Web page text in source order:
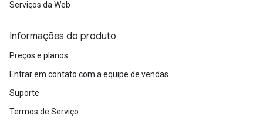
Serviços da Web
Informações do produto
Preços e planos
Entrar em contato com a equipe de vendas
Suporte
Termos de Serviço